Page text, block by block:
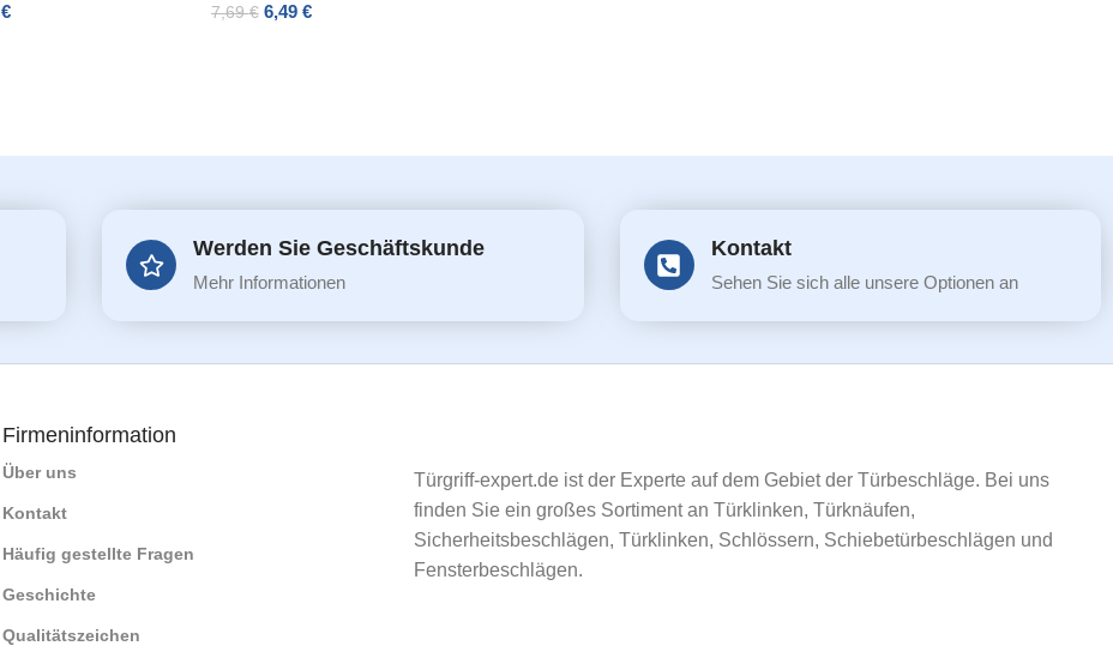
€ 7,69€ 6,49 €
Werden Sie Geschäftskunde
Mehr Informationen
Kontakt
Sehen Sie sich alle unsere Optionen an
Firmeninformation
Über uns
Kontakt
Häufig gestellte Fragen
Geschichte
Qualitätszeichen
Türgriff-expert.de ist der Experte auf dem Gebiet der Türbeschläge. Bei uns
finden Sie ein großes Sortiment an Türklinken, Türknäufen,
Sicherheitsbeschlägen, Türklinken, Schlössern, Schiebetürbeschlägen und
Fensterbeschlägen.